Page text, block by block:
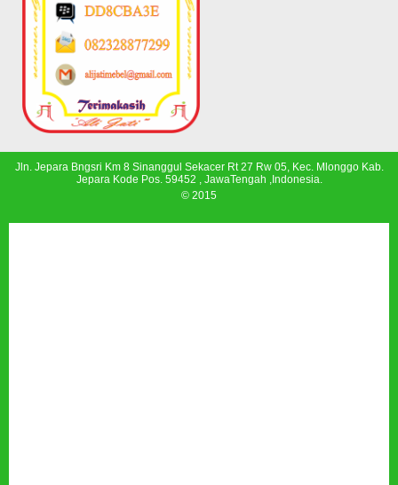
Jln. Jepara Bngsri Km 8 Sinanggul Sekacer Rt 27 Rw 05, Kec. Mlonggo Kab.
Jepara Kode Pos. 59452 , JawaTengah ,Indonesia.
© 2015